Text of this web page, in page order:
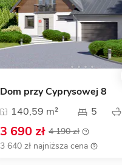
Dom przy Cyprysowej 8
140,59 m²
5
3 690 zł 4 190 zł
3 640 zł najniższa cena